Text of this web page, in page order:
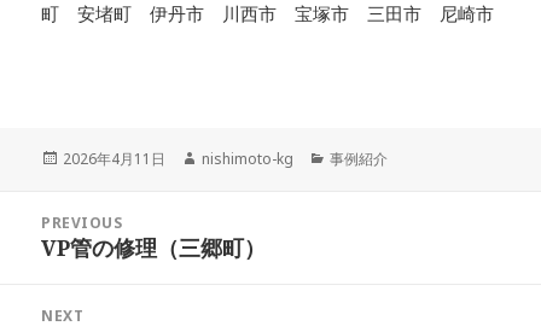
町 安堵町 伊丹市 川西市 宝塚市 三田市 尼崎市
Posted
2026年4月11日 Author
nishimoto-kg Categories
事例紹介
navigation
PREVIOUS
Previous
VP管の修理（三郷町）
NEXT